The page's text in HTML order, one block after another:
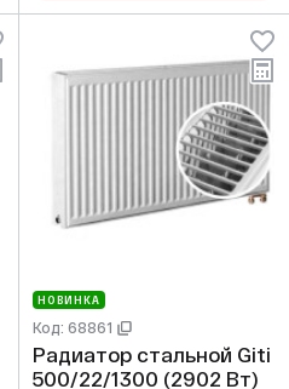
НОВИНКА
Код: 68861
Радиатор стальной Giti
500/22/1300 (2902 Вт)